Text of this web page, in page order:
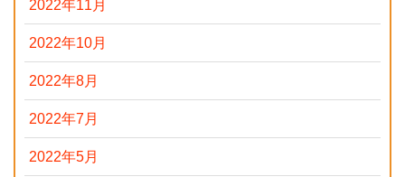
2022年11月
2022年10月
2022年8月
2022年7月
2022年5月